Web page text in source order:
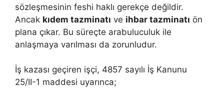
sözleşmesinin feshi haklı gerekçe değildir.
Ancak kıdem tazminatı ve ihbar tazminatı ön
plana çıkar. Bu süreçte arabuluculuk ile
anlaşmaya varılması da zorunludur.
İş kazası geçiren işçi, 4857 sayılı İş Kanunu
25/II-1 maddesi uyarınca;